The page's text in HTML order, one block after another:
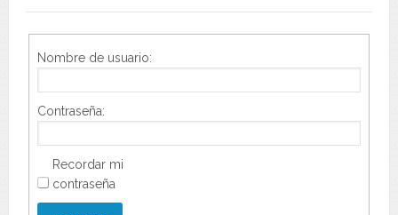
Nombre de usuario:
Contraseña:
Recordar mi
contraseña